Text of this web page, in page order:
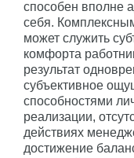
способен вполне
себя.
может служить
комфорта
результат
субъективное
способностями
реализации,
действиях
достижение